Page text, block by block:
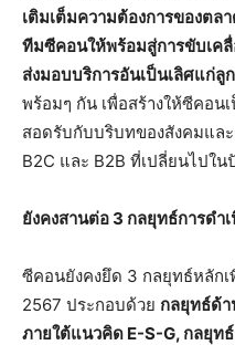
เติมเต็มความต้องการของต
ทีมซีคอนให้พร้อมสู่การขับเคลื่
ส่งมอบบริการอันเป็นเลิศแก่ลู
พร้อมๆ กัน เพื่อสร้างให้ซีคอน
สอดรับกับบริบทของสังคมแล
B2C และ B2B ที่เปลี่ยนไปใ
ยังคงสานต่อ 3 กลยุทธ์การดำ
ซีคอนยังคงยึด 3 กลยุทธ์หลัก
2567 ประกอบด้วย กลยุทธ์ด้
ภายใต้แนวคิด E-S-G, กลยุท